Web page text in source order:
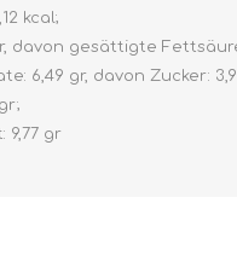
kcal;
davon gesättigte
6,49 gr, davon Zucker:
9,77 gr